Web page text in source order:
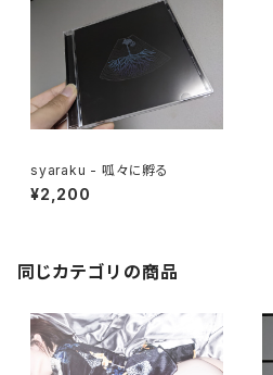
syaraku - 呱々に孵る
¥2,200
同じカテゴリの商品